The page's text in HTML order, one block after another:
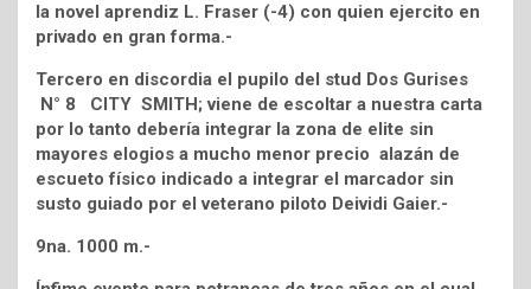
la novel aprendiz L. Fraser (-4) con quien ejercito en
privado en gran forma.-
Tercero en discordia el pupilo del stud Dos Gurises
N° 8 CITY SMITH; viene de escoltar a nuestra carta
por lo tanto debería integrar la zona de elite sin
mayores elogios a mucho menor precio alazán de
escueto físico indicado a integrar el marcador sin
susto guiado por el veterano piloto Deividi Gaier.-
9na. 1000 m.-